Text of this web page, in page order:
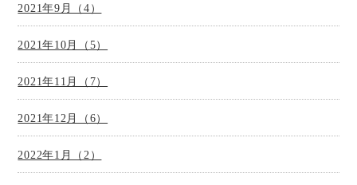
2021年9月（4）
2021年10月（5）
2021年11月（7）
2021年12月（6）
2022年1月（2）